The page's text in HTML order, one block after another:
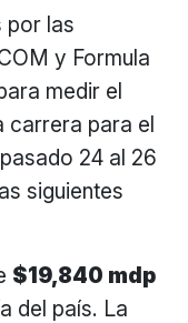
por las
y Formula
medir el
carrera para el
24 al 26
siguientes
$19,840 mdp
del país. La